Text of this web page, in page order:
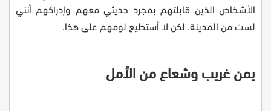
الأشخاص الذين قابلتهم بمجرد حديثي معهم وإدراكهم أنني
لست من المدينة. لكن لا أستطيع لومهم على هذا.
يمن غريب وشعاع من الأمل